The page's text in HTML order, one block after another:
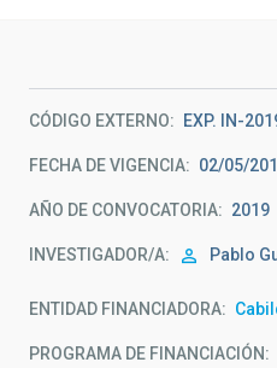
navegación
CÓDIGO EXTERNO EXP. IN-
FECHA DE VIGENCIA 02/05/
AÑO DE CONVOCATORIA 2019
INVESTIGADOR/A Pablo
ENTIDAD FINANCIADORA
PROGRAMA DE FINANCIACIÓN